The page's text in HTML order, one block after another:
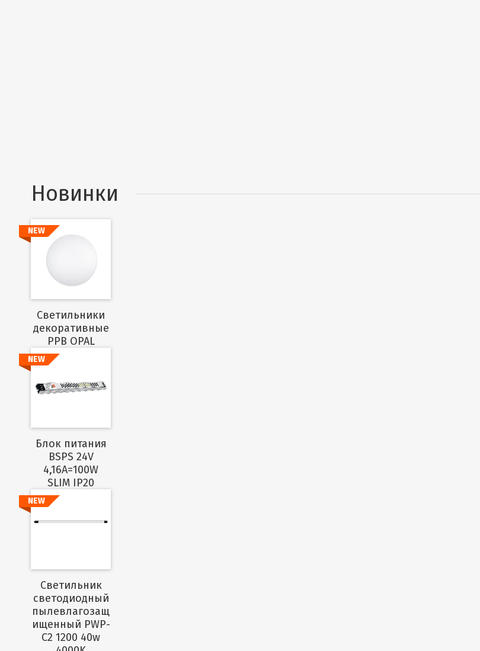
Новинки
NEW
Cветильники
декоративные
PPB OPAL
Подробнее
NEW
Блок питания
BSPS 24V
4,16A=100W
SLIM IP20
NEW
Светильник
светодиодный
пылевлагозащ
ищенный PWP-
C2 1200 40w